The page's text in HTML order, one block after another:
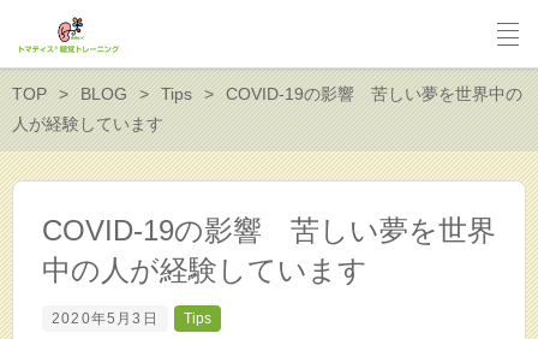
TOP BLOG Tips
COVID-19の影響 苦しい夢を世界中の
人が経験しています
COVID-19の影響 苦しい夢を世界
中の人が経験しています
2020年5月3日 Tips